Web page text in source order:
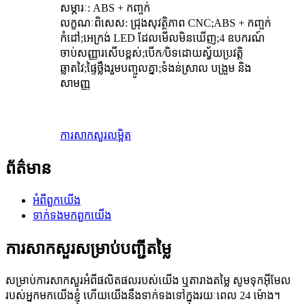
សម្ភារៈ: ABS + កញ្ចក់
លក្ខណៈពិសេស: ជ្រុងសុវត្ថិភាព CNC;ABS + កញ្ចក់
កំដៅ;អេក្រង់ LED ដែលមើលមិនឃើញ;4 ឧបករណ៍
ចាប់សញ្ញារសើបខ្ពស់;បើក/បិទដោយស្វ័យប្រវត្តិ
ឆ្លាតវៃ;ផ្ទៃថ្លឹងរួមបញ្ចូលគ្នា;ទំងន់ស្រាល បង្រួម និង
សាមញ្ញ
ការសាកសួរលម្អិត
ព័ត៌មាន
អំពី​ពួក​យើង
ទាក់ទង​មក​ពួក​យើង
ការសាកសួរសម្រាប់បញ្ជីតម្លៃ
សម្រាប់ការសាកសួរអំពីផលិតផលរបស់យើង ឬតារាងតម្លៃ សូមទុកអ៊ីមែល
របស់អ្នកមកយើងខ្ញុំ ហើយយើងនឹងទាក់ទងទៅក្នុងរយៈពេល 24 ម៉ោង។